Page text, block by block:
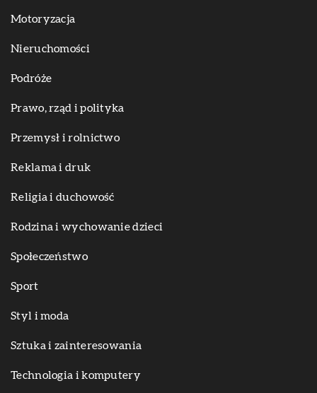
Motoryzacja
Nieruchomości
Podróże
Prawo, rząd i polityka
Przemysł i rolnictwo
Reklama i druk
Religia i duchowość
Rodzina i wychowanie dzieci
Społeczeństwo
Sport
Styl i moda
Sztuka i zainteresowania
Technologia i komputery